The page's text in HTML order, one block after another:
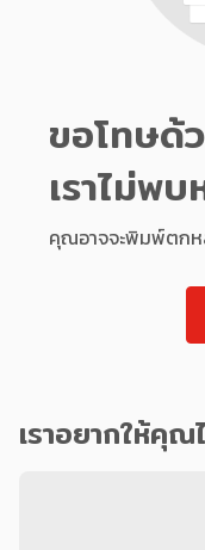
ขอโทษด้
เราไม่พ
คุณอาจจะพิมพ์ตกห
เราอยากให้คุณ